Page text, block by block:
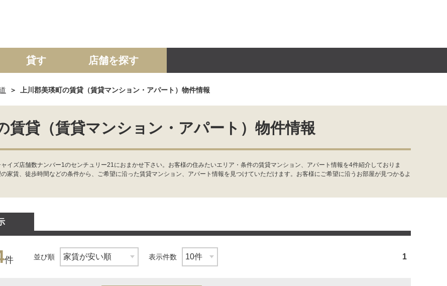
マンション 土地 事業投資用
貸す 店舗を探す
上川郡美瑛町の賃貸（賃貸マンション・アパート）物件情報
賃貸（賃貸マンション・アパート）物件情報
イズ店舗数ナンバー1のセンチュリー21におまかせ下さい。お客様の住みたいエリア・条件の賃貸マンション、アパート情報を4件紹介しておりま
家賃、徒歩時間などの条件から、ご希望に沿った賃貸マンション、アパート情報を見つけていただけます。お客様にご希望に沿うお部屋が見つかるよ
件 並び順 表示件数 1